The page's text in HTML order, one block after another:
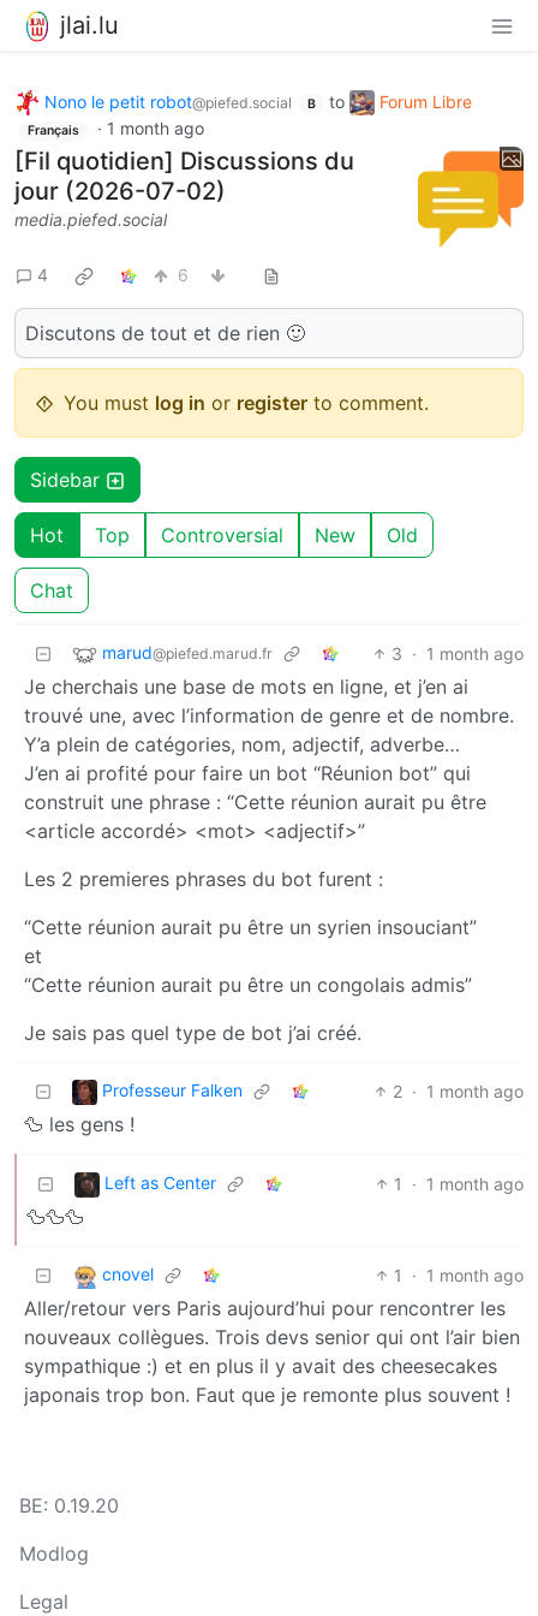
jlai.lu
Nono le petit robot@piefed.social B to Forum Libre
Français · 1 month ago
[Fil quotidien] Discussions du
jour (2026-07-02)
media.piefed.social
4 6
Discutons de tout et de rien 🙂
You must log in or register to comment.
Sidebar
Hot Top Controversial New Old
Chat
marud@piefed.marud.fr 3 · 1 month ago
Je cherchais une base de mots en ligne, et j’en ai
trouvé une, avec l’information de genre et de nombre.
Y’a plein de catégories, nom, adjectif, adverbe…
J’en ai profité pour faire un bot “Réunion bot” qui
construit une phrase : “Cette réunion aurait pu être
<article accordé> <mot> <adjectif>”
Les 2 premieres phrases du bot furent :
“Cette réunion aurait pu être un syrien insouciant”
et
“Cette réunion aurait pu être un congolais admis”
Je sais pas quel type de bot j’ai créé.
Professeur Falken 2 · 1 month ago
🦆 les gens !
Left as Center 1 · 1 month ago
🦆🦆🦆
cnovel 1 · 1 month ago
Aller/retour vers Paris aujourd’hui pour rencontrer les
nouveaux collègues. Trois devs senior qui ont l’air bien
sympathique :) et en plus il y avait des cheesecakes
japonais trop bon. Faut que je remonte plus souvent !
BE: 0.19.20
Modlog
Legal